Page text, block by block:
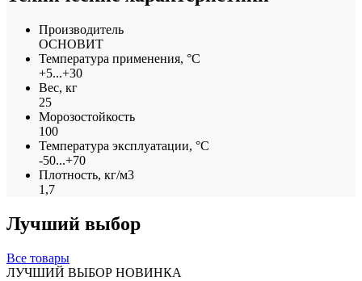
Производитель
ОСНОВИТ
Температура применения, °С
+5...+30
Вес, кг
25
Морозостойкость
100
Температура эксплуатации, °С
-50...+70
Плотность, кг/м3
1,7
Лучший выбор
Все товары
ЛУЧШИЙ ВЫБОР НОВИНКА